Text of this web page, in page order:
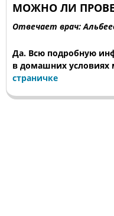
МОЖНО ЛИ
Отвечает врач:
Да. Всю подробную
в домашних условиях
страничке